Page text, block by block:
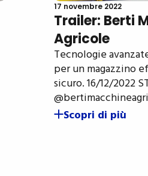
17 novembre 2022
Trailer: Berti
Agricole
Tecnologie
per un magazzino
sicuro. 16/12/2022
Scopri di più